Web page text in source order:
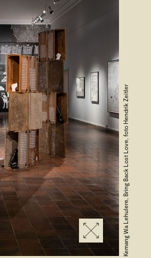
Kemang Wa Lehulere, Bring Back Lost Love, foto Hendrik Zeitler